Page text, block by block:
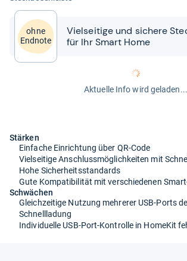
ohne
Endnote
Viel­sei­tige und sichere
für Ihr Smart Home
Aktuelle Info wird geladen...
Stärken
Einfache Einrichtung über QR-Code
Vielseitige Anschlussmöglichkeiten mit
Hohe Sicherheitsstandards
Gute Kompatibilität mit verschiedenen
Schwächen
Gleichzeitige Nutzung mehrerer USB-Ports
Schnellladung
Individuelle USB-Port-Kontrolle in HomeKit